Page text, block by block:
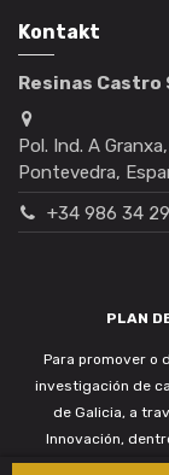
Kontakt
Resinas Castro
Pol. Ind. A
Pontevedra,
+34 986 34
PLAN
Para promover o
investigación de
de Galicia, a
Innovación,